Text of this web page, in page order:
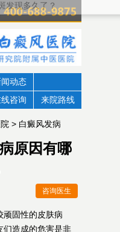
闻动态
咨询 来院路线
> 白癜风发病
原因有哪
咨询医生
固性的皮肤病
们造成的危害是非
发现多久了？